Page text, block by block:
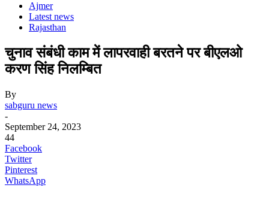
Ajmer
Latest news
Rajasthan
चुनाव संबंधी काम में लापरवाही बरतने पर बीएलओ
करण सिंह निलम्बित
By
sabguru news
-
September 24, 2023
44
Facebook
Twitter
Pinterest
WhatsApp